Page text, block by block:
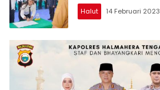
Halut 14 Februari 2023